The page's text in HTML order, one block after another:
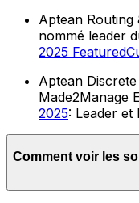
Aptean Routing
nommé leader
2025
Aptean
Made2Manage
2025: Leader et
Comment voir les